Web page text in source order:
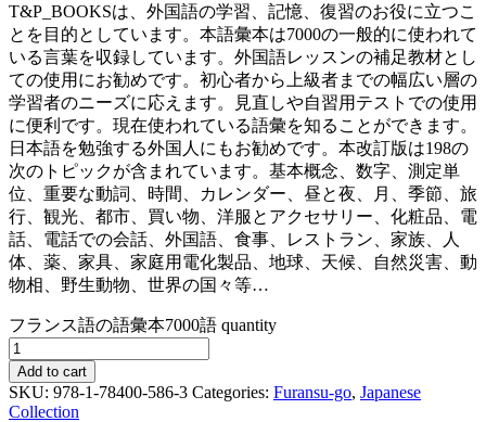
T&P_BOOKSは、外国語の学習、記憶、復習のお役に立つこ
とを目的としています。本語彙本は7000の一般的に使われて
いる言葉を収録しています。外国語レッスンの補足教材とし
ての使用にお勧めです。初心者から上級者までの幅広い層の
学習者のニーズに応えます。見直しや自習用テストでの使用
に便利です。現在使われている語彙を知ることができます。
日本語を勉強する外国人にもお勧めです。本改訂版は198の
次のトピックが含まれています。基本概念、数字、測定単
位、重要な動詞、時間、カレンダー、昼と夜、月、季節、旅
行、観光、都市、買い物、洋服とアクセサリー、化粧品、電
話、電話での会話、外国語、食事、レストラン、家族、人
体、薬、家具、家庭用電化製品、地球、天候、自然災害、動
物相、野生動物、世界の国々等…
フランス語の語彙本7000語 quantity
Add to cart
SKU: 978-1-78400-586-3 Categories: Furansu-go, Japanese
Collection